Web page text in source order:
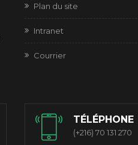
Plan du site
Intranet
Courrier
TÉLÉPHONE
(+216) 70 131 270